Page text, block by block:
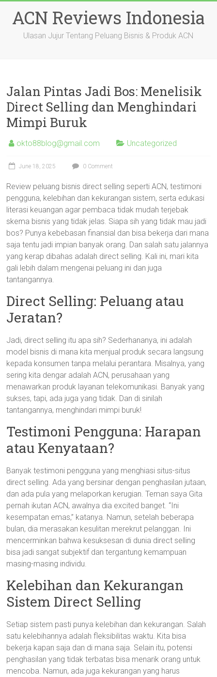
contentACN Reviews Indonesia
Ulasan Jujur Tentang Peluang Bisnis & Produk ACN
Jalan Pintas Jadi Bos: Menelisik
Direct Selling dan Menghindari
Mimpi Buruk
okto88blog@gmail.com Uncategorized
June 18, 2025 0 Comment
Review peluang bisnis direct selling seperti ACN, testimoni
pengguna, kelebihan dan kekurangan sistem, serta edukasi
literasi keuangan agar pembaca tidak mudah terjebak
skema bisnis yang tidak jelas. Siapa sih yang tidak mau jadi
bos? Punya kebebasan finansial dan bisa bekerja dari mana
saja tentu jadi impian banyak orang. Dan salah satu jalannya
yang kerap dibahas adalah direct selling. Kali ini, mari kita
gali lebih dalam mengenai peluang ini dan juga
tantangannya.
Direct Selling: Peluang atau
Jeratan?
Jadi, direct selling itu apa sih? Sederhananya, ini adalah
model bisnis di mana kita menjual produk secara langsung
kepada konsumen tanpa melalui perantara. Misalnya, yang
sering kita dengar adalah ACN, perusahaan yang
menawarkan produk layanan telekomunikasi. Banyak yang
sukses, tapi, ada juga yang tidak. Dan di sinilah
tantangannya, menghindari mimpi buruk!
Testimoni Pengguna: Harapan
atau Kenyataan?
Banyak testimoni pengguna yang menghiasi situs-situs
direct selling. Ada yang bersinar dengan penghasilan jutaan,
dan ada pula yang melaporkan kerugian. Teman saya Gita
pernah ikutan ACN, awalnya dia excited banget. “Ini
kesempatan emas,” katanya. Namun, setelah beberapa
bulan, dia merasakan kesulitan merekrut pelanggan. Ini
mencerminkan bahwa kesuksesan di dunia direct selling
bisa jadi sangat subjektif dan tergantung kemampuan
masing-masing individu.
Kelebihan dan Kekurangan
Sistem Direct Selling
Setiap sistem pasti punya kelebihan dan kekurangan. Salah
satu kelebihannya adalah fleksibilitas waktu. Kita bisa
bekerja kapan saja dan di mana saja. Selain itu, potensi
penghasilan yang tidak terbatas bisa menarik orang untuk
mencoba. Namun, ada juga kekurangan yang harus